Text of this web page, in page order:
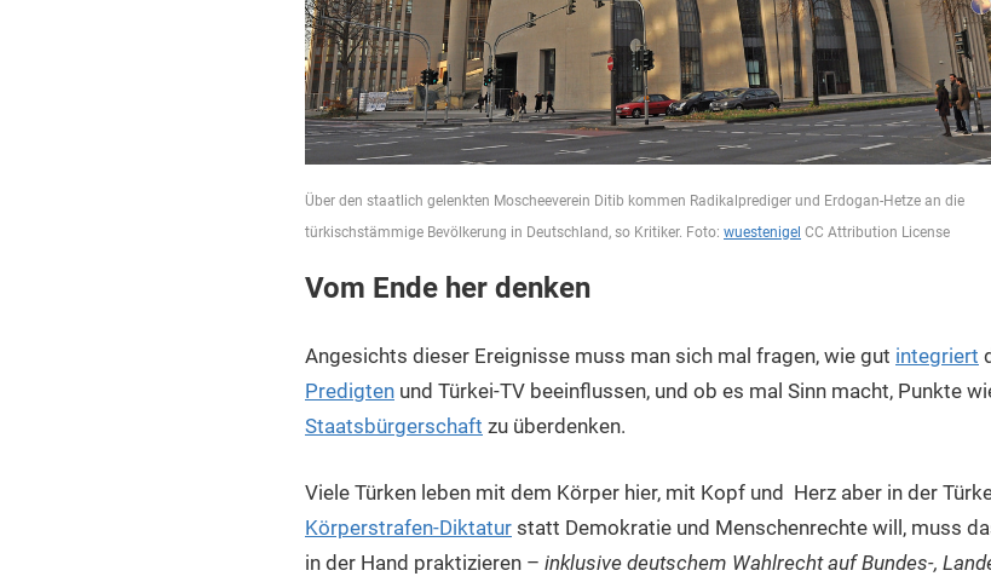
Über den staatlich gelenkten Moscheeverein Ditib kommen Radikalprediger und Erdogan-Hetze an die
türkischstämmige Bevölkerung in Deutschland, so Kritiker. Foto: wuestenigel CC Attribution License
Vom Ende her denken
Angesichts dieser Ereignisse muss man sich mal fragen, wie gut integriert
Predigten und Türkei-TV beeinflussen, und ob es mal Sinn macht, Punkte
Staatsbürgerschaft zu überdenken.
Viele Türken leben mit dem Körper hier, mit Kopf und Herz aber in der
Körperstrafen-Diktatur statt Demokratie und Menschenrechte will, muss
in der Hand praktizieren – inklusive deutschem Wahlrecht auf Bundes-,